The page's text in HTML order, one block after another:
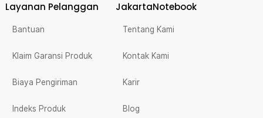
Layanan Pelanggan
Bantuan
Klaim Garansi Produk
Biaya Pengiriman
Indeks Produk
JakartaNotebook
Tentang Kami
Kontak Kami
Karir
Blog